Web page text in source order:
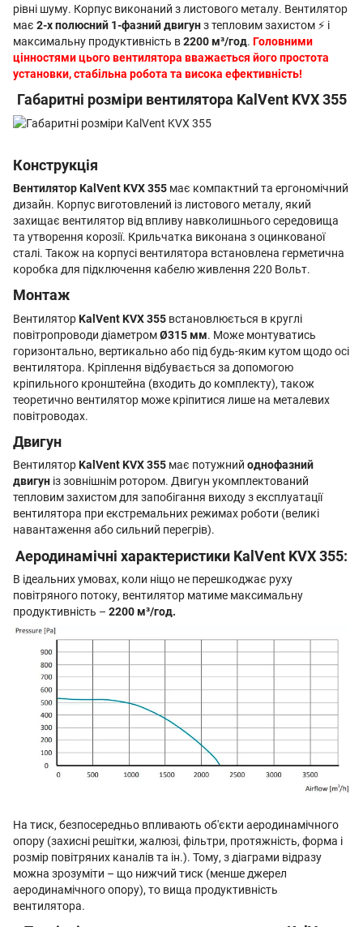
рівні шуму. Корпус виконаний з листового металу. Вентилятор
має 2-х полюсний 1-фазний двигунз тепловим захистом ⚡ і
максимальну продуктивність в2200 м³/год. Головними
цінностями цього вентилятора вважається його простота
установки, стабільна робота та висока ефективність!
Габаритні розміри вентилятора KalVent KVX 355
Конструкція
Вентилятор KalVent KVX 355 має компактний та ергономічний
дизайн. Корпус виготовлений із листового металу, який
захищає вентилятор від впливу навколишнього середовища
та утворення корозії. Крильчатка виконана з оцинкованої
сталі. Також на корпусі вентилятора встановлена герметична
коробка для підключення кабелю живлення 220 Вольт.
Монтаж
ВентиляторKalVent KVX 355 встановлюється в круглі
повітропроводи діаметромØ315 мм. Може монтуватись
горизонтально, вертикально або під будь-яким кутом щодо осі
вентилятора. Кріплення відбувається за допомогою
кріпильного кронштейна (входить до комплекту), також
теоретично вентилятор може кріпитися лише на металевих
повітроводах.
Двигун
ВентиляторKalVent KVX 355 має потужний однофазний
двигун із зовнішнім ротором. Двигун укомплектований
тепловим захистом для запобігання виходу з експлуатації
вентилятора при екстремальних режимах роботи (великі
навантаження або сильний перегрів).
Аеродинамічні характеристики KalVent KVX 355:
В ідеальних умовах, коли ніщо не перешкоджає руху
повітряного потоку, вентилятор матиме максимальну
продуктивність – 2200 м³/год.
На тиск, безпосередньо впливають об'єкти аеродинамічного
опору (захисні решітки, жалюзі, фільтри, протяжність, форма і
розмір повітряних каналів та ін.). Тому, з діаграми відразу
можна зрозуміти – що нижчий тиск (менше джерел
аеродинамічного опору), то вища продуктивність
вентилятора.